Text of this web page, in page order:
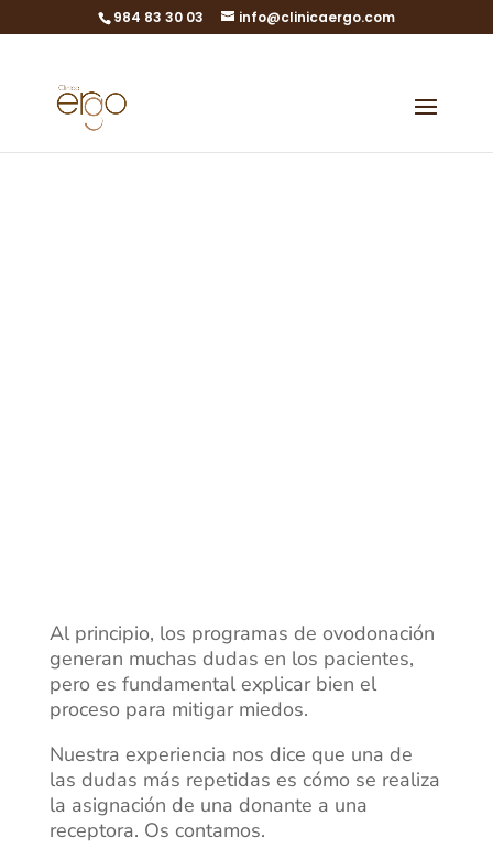
984 83 30 03 info@clinicaergo.com
Al principio, los programas de ovodonación
generan muchas dudas en los pacientes,
pero es fundamental explicar bien el
proceso para mitigar miedos.
Nuestra experiencia nos dice que una de
las dudas más repetidas es cómo se realiza
la asignación de una donante a una
receptora. Os contamos.